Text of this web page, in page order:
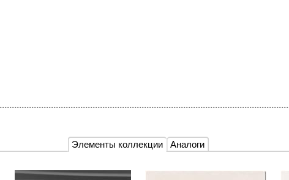
Элементы коллекции Аналоги